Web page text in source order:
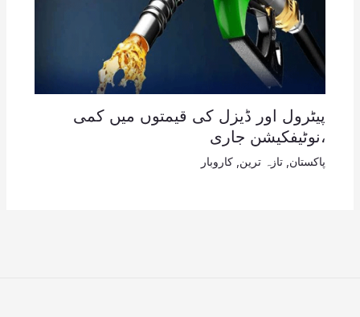
پیٹرول اور ڈیزل کی قیمتوں میں کمی
،نوٹیفکیشن جاری
پاکستان تازہ ترین کاروبار